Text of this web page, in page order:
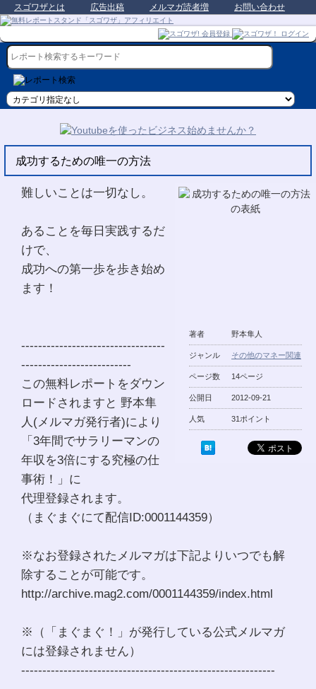
スゴワザとは 広告出稿 メルマガ読者増 お問い合わせ
成功するための唯一の方法
著者 野本隼人
ジャンル その他のマネー関連
ページ数 14ページ
公開日 2012-09-21
人気 31ポイント
難しいことは一切なし。
あることを毎日実践するだ
けで、
成功への第一歩を歩き始め
ます！
----------------------------------
--------------------------
この無料レポートをダウン
ロードされますと 野本隼
人(メルマガ発行者)により
「3年間でサラリーマンの
年収を3倍にする究極の仕
事術！」に
代理登録されます。
（まぐまぐにて配信ID:0001144359）
※なお登録されたメルマガは下記よりいつでも解
除することが可能です。
http://archive.mag2.com/0001144359/index.html
※（「まぐまぐ！」が発行している公式メルマガ
には登録されません）
------------------------------------------------------------